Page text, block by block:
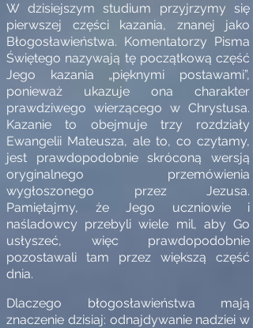
W dzisiejszym studium przyjrzymy się
pierwszej części kazania, znanej jako
Błogosławieństwa. Komentatorzy Pisma
Świętego nazywają tę początkową część
Jego kazania „pięknymi postawami”,
ponieważ ukazuje ona charakter
prawdziwego wierzącego w Chrystusa.
Kazanie to obejmuje trzy rozdziały
Ewangelii Mateusza, ale to, co czytamy,
jest prawdopodobnie skróconą wersją
oryginalnego przemówienia
wygłoszonego przez Jezusa.
Pamiętajmy, że Jego uczniowie i
naśladowcy przebyli wiele mil, aby Go
usłyszeć, więc prawdopodobnie
pozostawali tam przez większą część
dnia.
Dlaczego błogosławieństwa mają
znaczenie dzisiaj: odnajdywanie nadziei w